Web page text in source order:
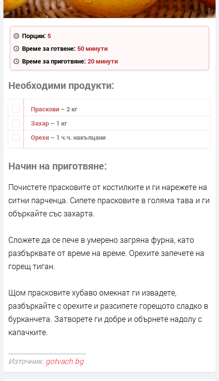
Порции: 5
Време за готвене: 50 минути
Време за приготвяне: 20 минути
Необходими продукти
Праскови – 2 кг
Захар – 1 кг
Орехи – 1 ч.ч. накълцани
Начин на приготвяне
Почистете прасковите от костилките и ги нарежете на
ситни парченца. Сипете прасковите в голяма тава и ги
объркайте със захарта.
Сложете да се пече в умерено загряна фурна, като
разбърквате от време на време. Орехите запечете на
горещ тиган.
Щом прасковите хубаво омекнат ги извадете,
разбъркайте с орехите и разсипете горещото сладко в
бурканчета. Затворете ги добре и обърнете надолу с
капачките.
Източник: gotvach.bg